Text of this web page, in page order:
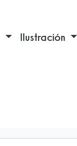
Ilustración